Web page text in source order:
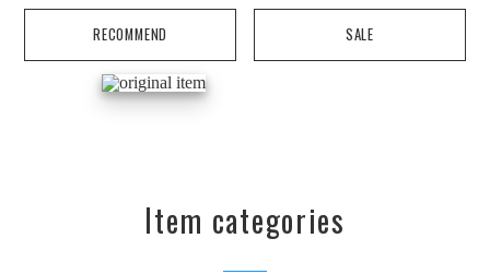
RECOMMEND SALE
Item categories